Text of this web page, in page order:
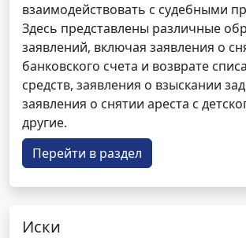
взаимодействовать с судебными
Здесь представлены различные
заявлений, включая заявления о
банковского счета и возврате
средств, заявления о взыскании
заявления о снятии ареста с
другие.
Перейти в раздел
Иски